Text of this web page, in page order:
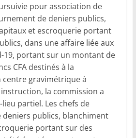
pour association de
de deniers publics,
et escroquerie portant
dans une affaire liée aux
19, portant sur un montant de
CFA destinés à la
centre gravimétrique à
la commission a
partiel. Les chefs de
publics, blanchiment
portant sur des